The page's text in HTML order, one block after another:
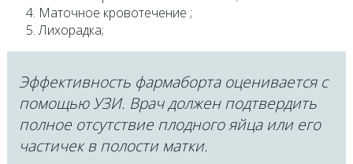
Маточное кровотечение ;
Лихорадка;
Эффективность фармаборта оценивается с
помощью УЗИ. Врач должен подтвердить
полное отсутствие плодного яйца или его
частичек в полости матки.